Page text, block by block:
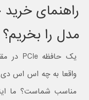
مدل را بخریم؟
واقعا به چه اس اس دی
مناسب شماست؟ ما